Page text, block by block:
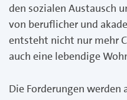
den sozialen Austausch
von beruflicher und
entsteht nicht nur mehr
auch eine lebendige
Die Forderungen